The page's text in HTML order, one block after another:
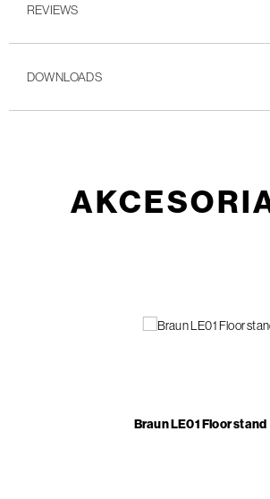
REVIEWS
DOWNLOADS
Braun LE01 Floor stand